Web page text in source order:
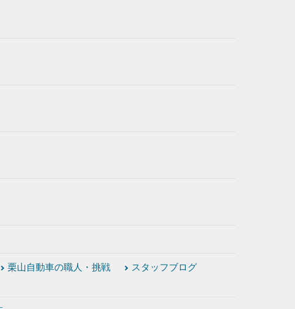
栗山自動車の職人・挑戦
スタッフブログ